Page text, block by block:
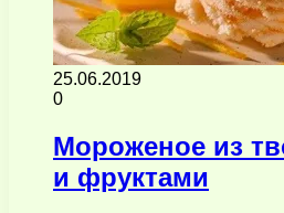
25.06.2019
0
Мороженое из
и фруктами